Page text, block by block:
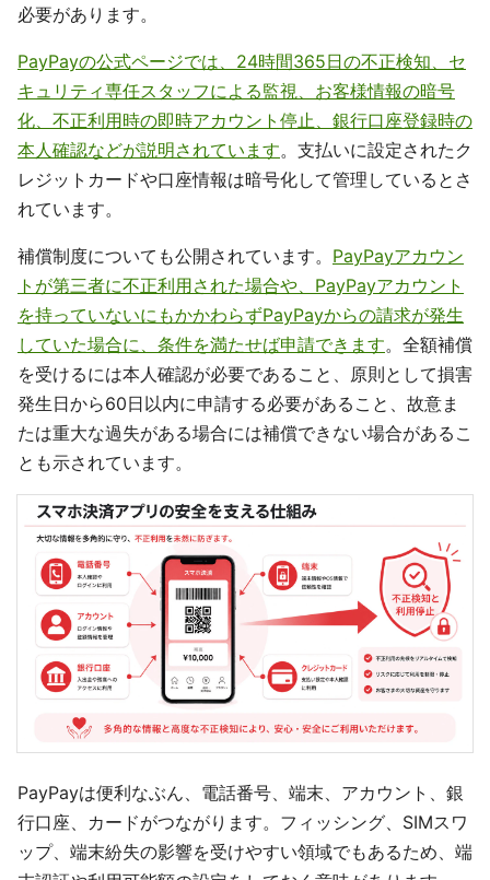
必要があります。
PayPayの公式ページでは、24時間365日の不正検知、セ
キュリティ専任スタッフによる監視、お客様情報の暗号
化、不正利用時の即時アカウント停止、銀行口座登録時の
本人確認などが説明されています。支払いに設定されたク
レジットカードや口座情報は暗号化して管理しているとさ
れています。
補償制度についても公開されています。 PayPayアカウン
トが第三者に不正利用された場合や、PayPayアカウント
を持っていないにもかかわらずPayPayからの請求が発生
していた場合に、条件を満たせば申請できます。全額補償
を受けるには本人確認が必要であること、原則として損害
発生日から60日以内に申請する必要があること、故意ま
たは重大な過失がある場合には補償できない場合があるこ
とも示されています。
PayPayは便利なぶん、電話番号、端末、アカウント、銀
行口座、カードがつながります。フィッシング、SIMスワ
ップ、端末紛失の影響を受けやすい領域でもあるため、端